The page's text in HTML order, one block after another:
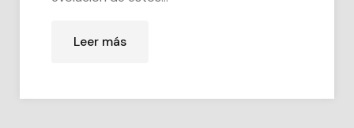
Leer más